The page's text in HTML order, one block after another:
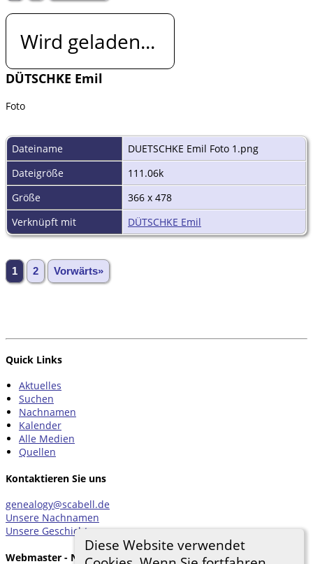
Diese Website verwendet
Wird geladen...
DÜTSCHKE Emil
Foto
Dateiname
DUETSCHKE Emil Foto 1.png
Dateigröße
111.06k
Größe
366 x 478
Verknüpft mit
DÜTSCHKE Emil
1 2 Vorwärts»
Quick Links
Aktuelles
Suchen
Nachnamen
Kalender
Alle Medien
Quellen
Kontaktieren Sie uns
genealogy@scabell.de
Unsere Nachnamen
Unsere Geschichten
Webmaster - Nachricht